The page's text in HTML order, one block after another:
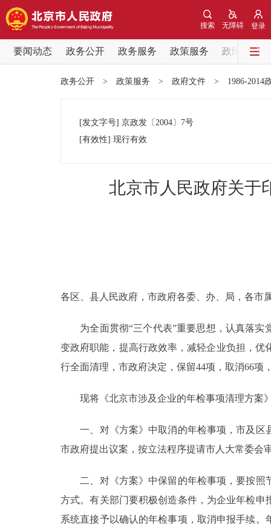
登录
无障碍
搜索
要闻动态 政务公开 政务服务 政策服务
政民互动
党中央精神
决策公开
政务服务
个人服务
便民服务
中介服务
12345网上接诉即办
政务公开 > 政策服务 > 政府文件 > 1986-2014
[发文字号] 京政发 〔2004〕 7号
[有效性] 现行有效
北京市人民政府关于
各区、县人民政府，市政府各委、办、局，各市
为全面贯彻“三个代表”重要思想，认真落实
变政府职能，提高行政效率，减轻企业负担，优
行全面清理，市政府决定，保留44项，取消66项
现将《北京市涉及企业的年检事项清理方案
一、对《方案》中取消的年检事项，市及区
市政府提出议案，按立法程序提请市人大常委会
二、对《方案》中保留的年检事项，要按照
方式。有关部门要积极创造条件，为企业年检
系统直接予以确认的年检事项，取消申报手续